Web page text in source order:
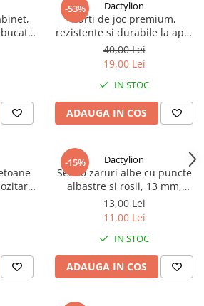
-53% Dactylion
Carti de joc premium,
rezistente si durabile la apa,
suflate cu aur de 24k, poker,
petreceri, ocazii speciale
40,00 Lei
19,00 Lei
IN STOC
ADAUGA IN COS
-15% Dactylion
Set 10 zaruri albe cu puncte
albastre si rosii, 13 mm,
pentru jocuri de societate sau
jocuri de noroc
13,00 Lei
11,00 Lei
IN STOC
ADAUGA IN COS